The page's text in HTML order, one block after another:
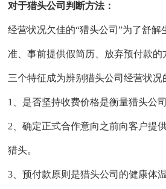
对于猎头公司判断方法：
经营状况欠佳的“猎头公司”为了舒
准、事前提供假简历、放弃预付款
三个特征成为辨别猎头公司经营状况
1、是否坚持收费价格是衡量猎头公
2、确定正式合作意向之前向客户提
猎头。
3、预付款原则是猎头公司的健康体温